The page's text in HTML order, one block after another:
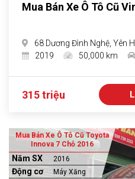
Mua Bán Xe Ô Tô Cũ
68 Dương Đình Nghệ, Yên
2019
50,000 km
315 triệu
Mua Bán Xe Ô Tô Cũ Toyota
Innova 7 Chỗ 2016
Năm SX 2016
Động cơ Máy Xăng